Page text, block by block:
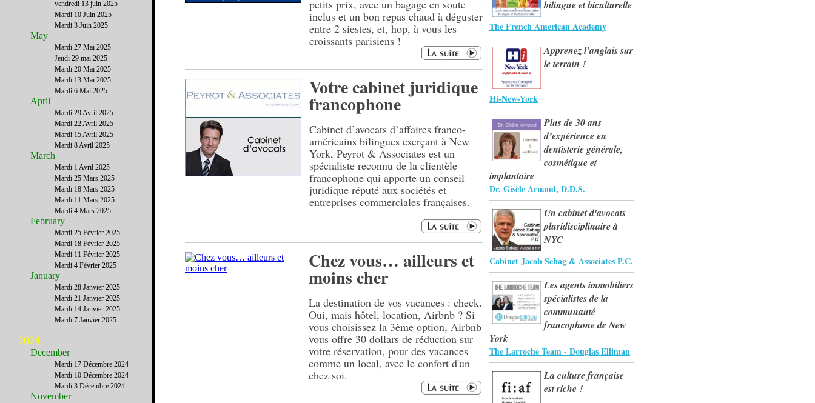
petits prix, avec un bagage en soute
inclus et un bon repas chaud à déguster
entre 2 siestes, et, hop, à vous les
croissants parisiens !
Votre cabinet juridique
francophone
Cabinet d’avocats d’affaires franco-
américains bilingues exerçant à New
York, Peyrot & Associates est un
spécialiste reconnu de la clientèle
francophone qui apporte un conseil
juridique réputé aux sociétés et
entreprises commerciales françaises.
Chez vous… ailleurs et
moins cher
La destination de vos vacances : check.
Oui, mais hôtel, location, Airbnb ? Si
vous choisissez la 3ème option, Airbnb
vous offre 30 dollars de réduction sur
votre réservation, pour des vacances
comme un local, avec le confort d'un
chez soi.
bilingue et biculturelle
The French American Academy
Apprenez l’anglais sur
le terrain !
Hi-New-York
Plus de 30 ans
d’expérience en
dentisterie générale,
cosmétique et
implantaire
Dr. Gisèle Arnaud, D.D.S.
Un cabinet d'avocats
pluridisciplinaire à
NYC
Cabinet Jacob Sebag & Associates P.C.
Les agents immobiliers
spécialistes de la
communauté
francophone de New
York
The Larroche Team - Douglas Elliman
La culture française
est riche !
vendredi 13 juin 2025
Mardi 10 Juin 2025
Mardi 3 Juin 2025
May
Mardi 27 Mai 2025
Jeudi 29 mai 2025
Mardi 20 Mai 2025
Mardi 13 Mai 2025
Mardi 6 Mai 2025
April
Mardi 29 Avril 2025
Mardi 22 Avril 2025
Mardi 15 Avril 2025
Mardi 8 Avril 2025
March
Mardi 1 Avril 2025
Mardi 25 Mars 2025
Mardi 18 Mars 2025
Mardi 11 Mars 2025
Mardi 4 Mars 2025
February
Mardi 25 Février 2025
Mardi 18 Février 2025
Mardi 11 Février 2025
Mardi 4 Février 2025
January
Mardi 28 Janvier 2025
Mardi 21 Janvier 2025
Mardi 14 Janvier 2025
Mardi 7 Janvier 2025
2024
December
Mardi 17 Décembre 2024
Mardi 10 Décembre 2024
Mardi 3 Décembre 2024
November